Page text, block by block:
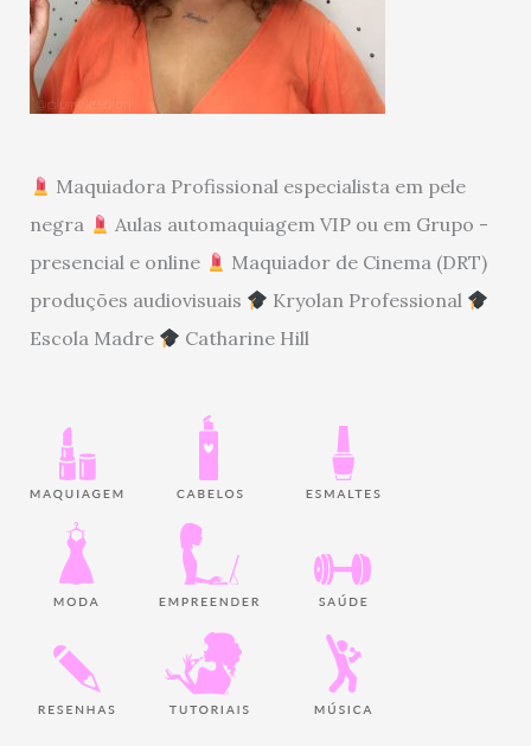
Maquiadora Profissional especialista em pele
negra
Aulas automaquiagem VIP ou em Grupo -
presencial e online
Maquiador de Cinema (DRT)
produções audiovisuais
Kryolan Professional
Escola Madre
Catharine Hill